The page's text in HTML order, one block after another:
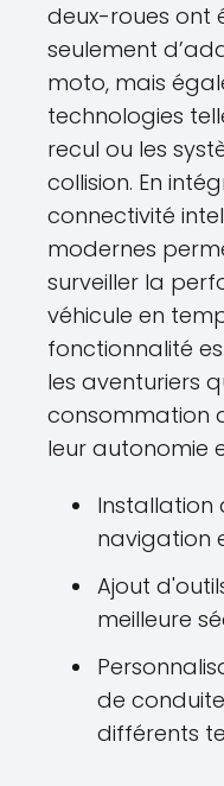
deux-roues ont
seulement
moto, mais
technologies
recul ou les
collision. En
connectivité
modernes
surveiller la
véhicule en
fonctionnalité
les aventuriers
consommation
leur autonomie
Installation
navigation
Ajout
meilleure
de
différents